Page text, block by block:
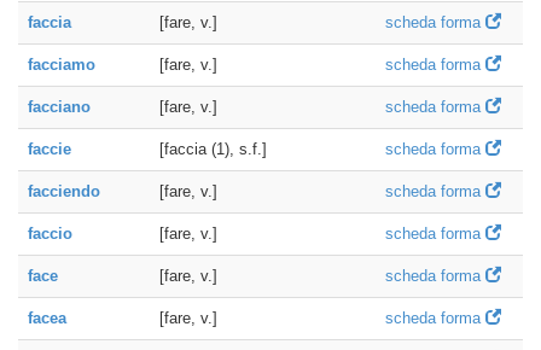
faccia [fare, v.] scheda forma
facciamo [fare, v.] scheda forma
facciano [fare, v.] scheda forma
faccie [faccia (1), s.f.] scheda forma
facciendo [fare, v.] scheda forma
faccio [fare, v.] scheda forma
face [fare, v.] scheda forma
facea [fare, v.] scheda forma